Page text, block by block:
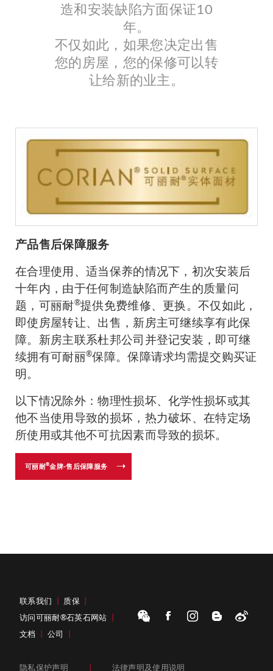
造和安装缺陷方面保证10
年。
不仅如此，如果您决定出售
您的房屋，您的保修可以转
让给新的业主。
产品售后保障服务
在合理使用、适当保养的情况下，初次安装后
十年内，由于任何制造缺陷而产生的质量问
题，可丽耐®提供免费维修、更换。不仅如此，
即使房屋转让、出售，新房主可继续享有此保
障。新房主联系杜邦公司并登记安装，即可继
续拥有可耐丽®保障。保障请求均需提交购买证
明。
以下情况除外：物理性损坏、化学性损坏或其
他不当使用导致的损坏，热力破坏、在特定场
所使用或其他不可抗因素而导致的损坏。
可丽耐®金牌-售后保障服务
联系我们 质保
访问可丽耐®石英石网站
文档
公司
隐私保护声明 法律声明及使用说明